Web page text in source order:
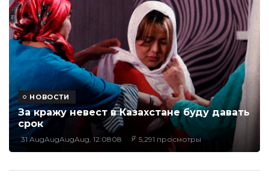
НОВОСТИ
За кражу невест в Казахстане буду давать
срок
31 AugAugAugAug, 12:0808 5,291 просмотры